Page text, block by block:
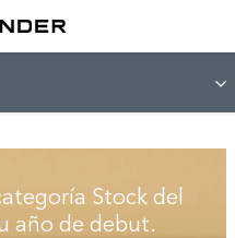
Stock del
año de debut.